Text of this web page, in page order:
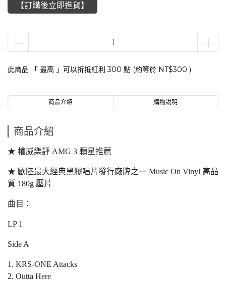
【訂購後立即進貨】
此商品 「 最高 」可以折抵紅利300 點 (約等於 NT$300 )
商品介紹 購物說明
商品介紹
★ 權威樂評 AMG 3 顆星推薦
★ 歐陸最大經典黑膠唱片發行廠牌之一 Music On Vinyl 高品
質 180g 壓片
曲目：
LP 1
Side A
1. KRS-ONE Attacks
2. Outta Here